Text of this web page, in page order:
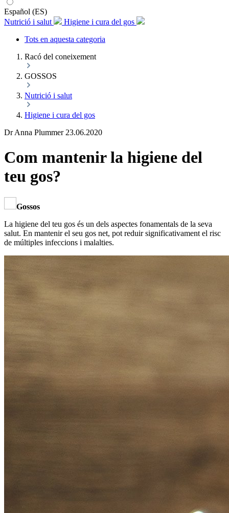
Español (ES)
Nutrició i salut
Higiene i cura del gos
Tots en aquesta categoria
Racó del coneixement
GOSSOS
Nutrició i salut
Higiene i cura del gos
Dr Anna Plummer 23.06.2020
Com mantenir la higiene del
teu gos?
Gossos
La higiene del teu gos és un dels aspectes fonamentals de la seva
salut. En mantenir el seu gos net, pot reduir significativament el risc
de múltiples infeccions i malalties.